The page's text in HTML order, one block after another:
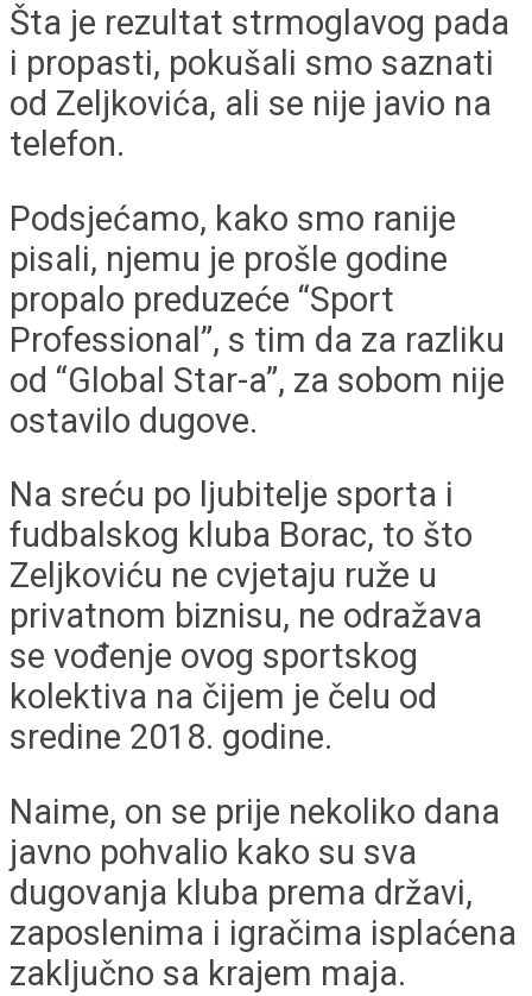
Šta je rezultat strmoglavog pada
i propasti, pokušali smo saznati
od Zeljkovića, ali se nije javio na
telefon.
Podsjećamo, kako smo ranije
pisali, njemu je prošle godine
propalo preduzeće “Sport
Professional”, s tim da za razliku
od “Global Star-a”, za sobom nije
ostavilo dugove.
Na sreću po ljubitelje sporta i
fudbalskog kluba Borac, to što
Zeljkoviću ne cvjetaju ruže u
privatnom biznisu, ne odražava
se vođenje ovog sportskog
kolektiva na čijem je čelu od
sredine 2018. godine.
Naime, on se prije nekoliko dana
javno pohvalio kako su sva
dugovanja kluba prema državi,
zaposlenima i igračima isplaćena
zaključno sa krajem maja.